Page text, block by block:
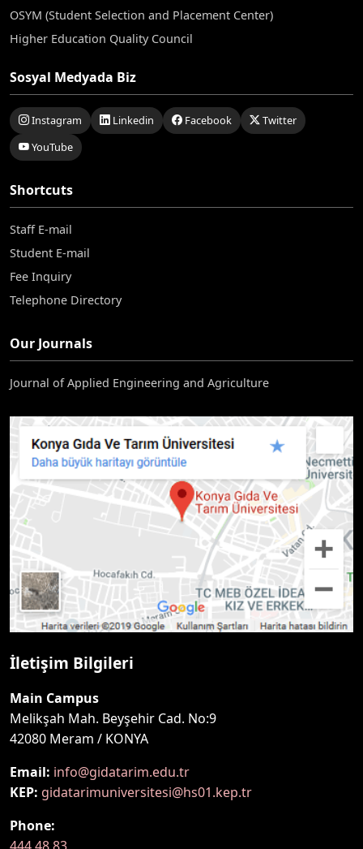
OSYM (Student Selection and Placement Center)
Higher Education Quality Council
Sosyal Medyada Biz
Instagram Linkedin Facebook
Twitter
YouTube
Shortcuts
Staff E-mail
Student E-mail
Fee Inquiry
Telephone Directory
Our Journals
Journal of Applied Engineering and Agriculture
İletişim Bilgileri
Main Campus
Melikşah Mah. Beyşehir Cad. No:9
42080 Meram / KONYA
Email: info@gidatarim.edu.tr
KEP: gidatarimuniversitesi@hs01.kep.tr
Phone: